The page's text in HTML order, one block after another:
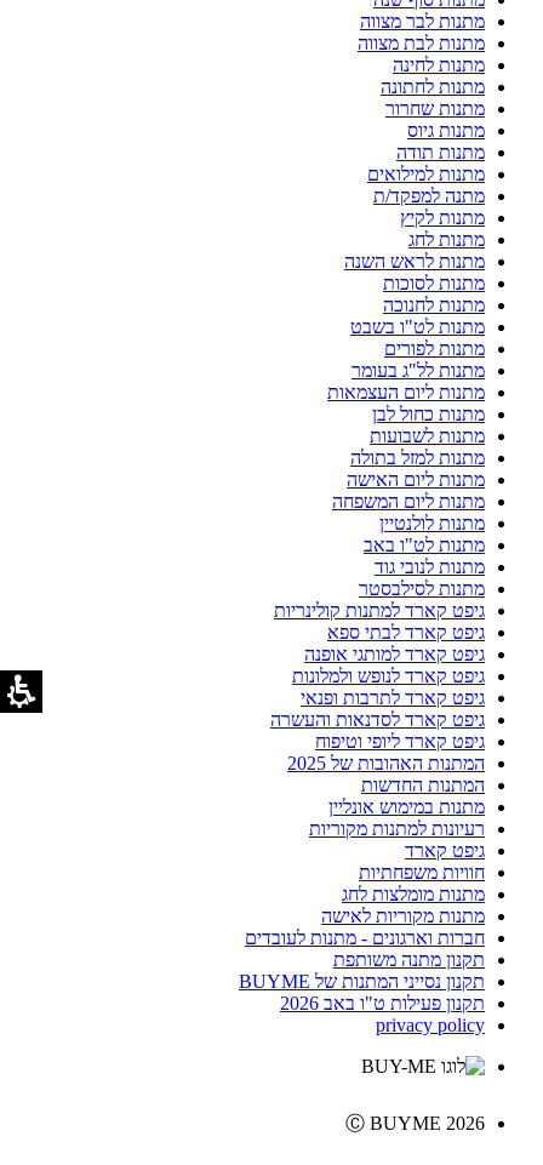
מתנות לבר מצווה
מתנות לבת מצווה
מתנות לחינה
מתנות לחתונה
מתנות שחרור
מתנות גיוס
מתנות תודה
מתנות למילואים
מתנה למפקד/ת
מתנות לקיץ
מתנות לחג
מתנות לראש השנה
מתנות לסוכות
מתנות לחנוכה
מתנות לט"ו בשבט
מתנות לפורים
מתנות לל"ג בעומר
מתנות ליום העצמאות
מתנות כחול לבן
מתנות לשבועות
מתנות למזל בתולה
מתנות ליום האישה
מתנות ליום המשפחה
מתנות לולנטיין
מתנות לט"ו באב
מתנות לנובי גוד
מתנות לסילבסטר
גיפט קארד למתנות קולינריות
גיפט קארד לבתי ספא
גיפט קארד למותגי אופנה
גיפט קארד לנופש ולמלונות
גיפט קארד לתרבות ופנאי
גיפט קארד לסדנאות והעשרה
גיפט קארד ליופי וטיפוח
המתנות האהובות של 2025
המתנות החדשות
מתנות במימוש אונליין
רעיונות למתנות מקוריות
גיפט קארד
חוויות משפחתיות
מתנות מומלצות לחג
מתנות מקוריות לאישה
חברות וארגונים - מתנות לעובדים
תקנון מתנה משותפת
תקנון נסייני המתנות של BUYME
תקנון פעילות ט"ו באב 2026
privacy policy
Ⓒ BUYME 2026